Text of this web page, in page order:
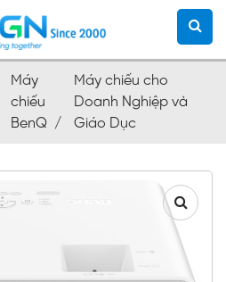
Máy
chiếu
BenQ /
Máy chiếu cho
Doanh Nghiệp và
Giáo Dục